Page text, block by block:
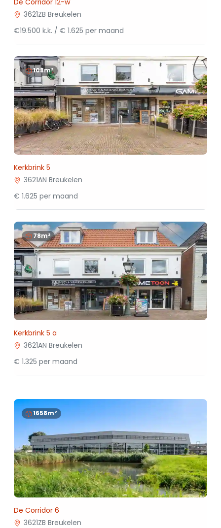
De Corridor 12-w
3621ZB Breukelen
€19.500 k.k. / € 1.625 per maand
108m²
Kerkbrink 5
3621AN Breukelen
€ 1.625 per maand
78m²
Kerkbrink 5 a
3621AN Breukelen
€ 1.325 per maand
1658m²
De Corridor 6
3621ZB Breukelen